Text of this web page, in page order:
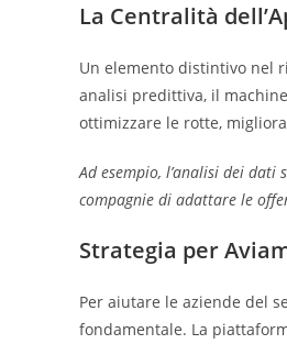
La Centralità
Un elemento distintivo nel
analisi predittiva, il
ottimizzare le rotte,
Ad esempio, l’analisi dei
compagnie di adattare le
Strategia per
Per aiutare le aziende del
fondamentale. La